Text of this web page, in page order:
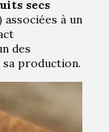
secs
à un
des
production.